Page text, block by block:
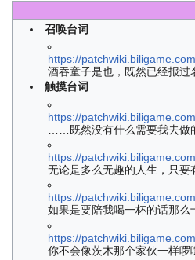
召唤台词
https://
酒吞童子是也，既然已经报
触摸台词
https://
……既然没有什么需要我去做
https://
无论是多么无趣的人生，只
https://
如果是要陪我喝一杯的话那么
https://
你不会像茨木那个家伙一样啰